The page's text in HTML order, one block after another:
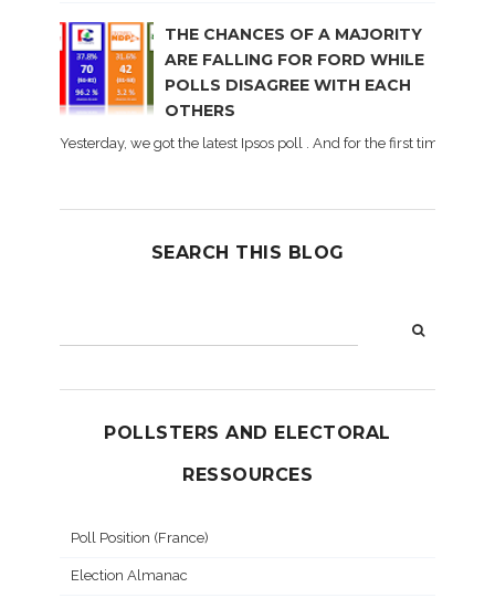
THE CHANCES OF A MAJORITY
ARE FALLING FOR FORD WHILE
POLLS DISAGREE WITH EACH
OTHERS
Yesterday, we got the latest Ipsos poll . And for the first time
SEARCH THIS BLOG
POLLSTERS AND ELECTORAL
RESSOURCES
Poll Position (France)
Election Almanac